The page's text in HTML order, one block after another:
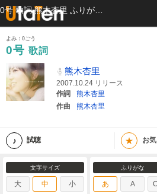
よみ：0ごう
0号 歌詞
熊木杏里
2007.10.24 リリース
作詞
熊木杏里
作曲
熊木杏里
試聴 ★ お
文字サイズ
大 中 小
ふりがな
あ A